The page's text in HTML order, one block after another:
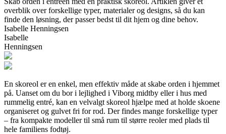
overblik over forskellige typer, materialer og designs, så du kan
finde den løsning, der passer bedst til dit hjem og dine behov.
Isabelle Henningsen
Isabelle
Henningsen
En skoreol er en enkel, men effektiv måde at skabe orden i hjemmet
på. Uanset om du bor i lejlighed i Viborg midtby eller i hus med
rummelig entré, kan en velvalgt skoreol hjælpe med at holde skoene
organiseret og gulvet fri for rod. Der findes mange forskellige typer
– fra kompakte modeller til små rum til større reoler med plads til
hele familiens fodtøj.